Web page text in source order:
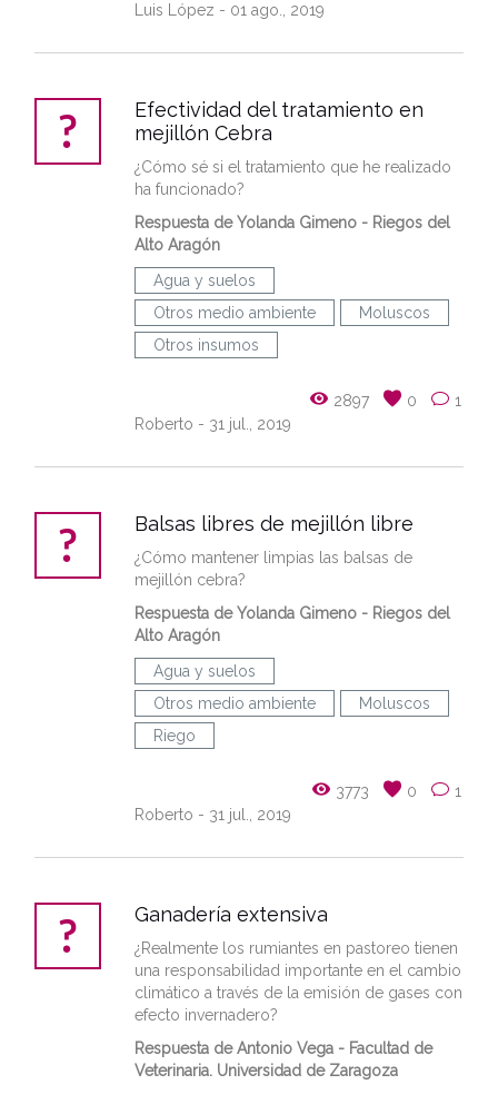
Luis López - 01 ago., 2019
Efectividad del tratamiento en
mejillón Cebra
¿Cómo sé si el tratamiento que he realizado
ha funcionado?
Respuesta de Yolanda Gimeno - Riegos del
Alto Aragón
Agua y suelos
Otros medio ambiente
Moluscos
Otros insumos
2897 0
1
Roberto - 31 jul., 2019
Balsas libres de mejillón libre
¿Cómo mantener limpias las balsas de
mejillón cebra?
Respuesta de Yolanda Gimeno - Riegos del
Alto Aragón
Agua y suelos
Otros medio ambiente
Moluscos
Riego
3773 0
1
Roberto - 31 jul., 2019
Ganadería extensiva
¿Realmente los rumiantes en pastoreo tienen
una responsabilidad importante en el cambio
climático a través de la emisión de gases con
efecto invernadero?
Respuesta deAntonio Vega - Facultad de
Veterinaria. Universidad de Zaragoza